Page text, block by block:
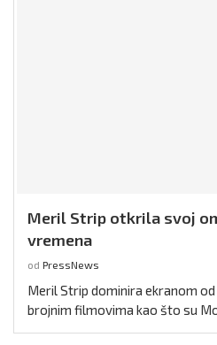
Meril Strip otkrila svoj
vremena
od PressNews
Meril Strip dominira ekranom od
brojnim filmovima kao što su